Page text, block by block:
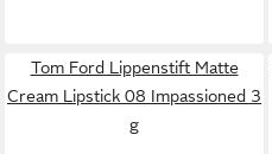
Tom Ford Lippenstift Matte
Cream Lipstick 08 Impassioned 3
g